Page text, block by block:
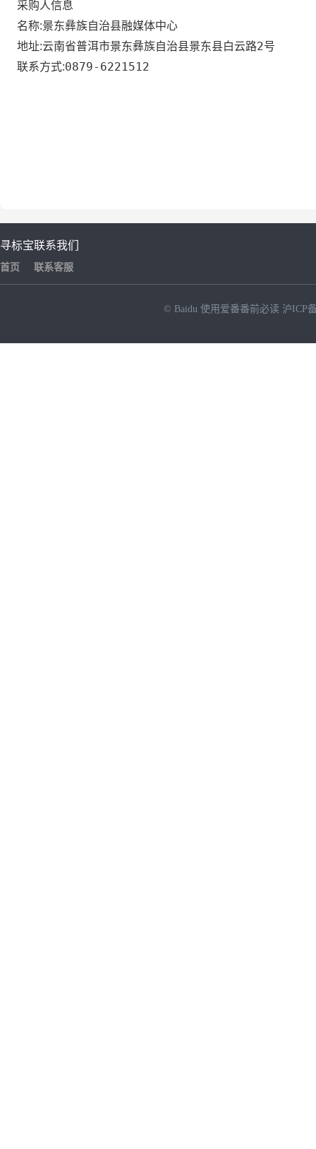
采购人信息
名称:景东彝族自治县融媒体中心
地址:云南省普洱市景东彝族自治县景东县白云路2号
联系方式:0879-6221512
寻标宝
首页
联系我们
联系客服
© Baidu 使用爱番番前必读 沪ICP